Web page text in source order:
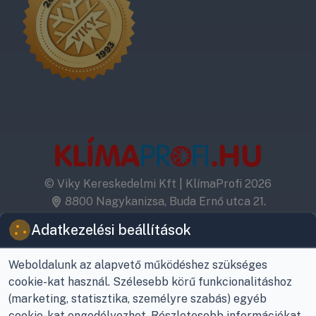
Nem biztos benne, hogy mekkora teljesítményű gépre
van szüksége, vagy melyik márka lenne a legjobb az
otthonába? Kérje szakértő kollégáink díjmentes
tanácsadását, és segítünk megtalálni a legideálisabb
komplett megoldást!
© Viky Kereskedelmi Kft | KlímaProfi 2026
8800 Nagykanizsa, Buda Ernő utca 21.
info@viky.hu
KlímaPláza B2B oldalunk
Kattintson a lenti gombokra és kövessen minket
Adatkezelési beállítások
Weboldalunk az alapvető működéshez szükséges
cookie-kat használ. Szélesebb körű funkcionalitáshoz
(marketing, statisztika, személyre szabás) egyéb